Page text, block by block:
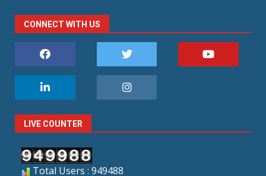
CONNECT WITH US
LIVE COUNTER
Total Users : 949488